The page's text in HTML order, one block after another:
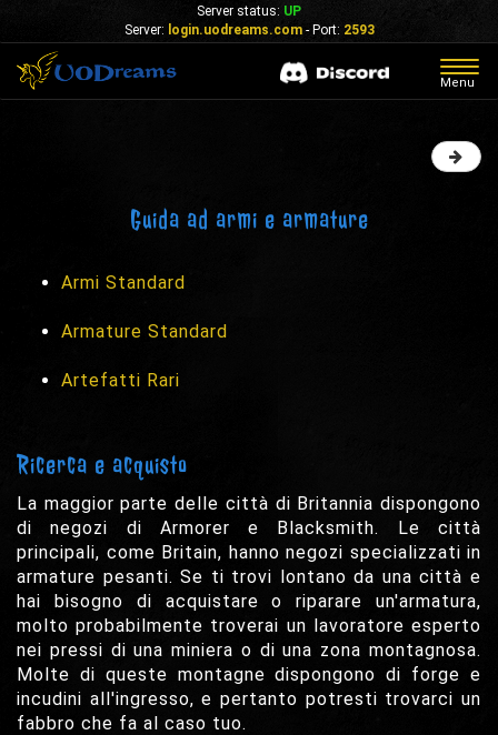
Server status: UP
Server: login.uodreams.com- Port: 2593
Menu
Guida ad armi e armature
Armi Standard
Armature Standard
Artefatti Rari
Ricerca e acquisto
La maggior parte delle città di Britannia dispongono
di negozi di Armorer e Blacksmith. Le città
principali, come Britain, hanno negozi specializzati in
armature pesanti. Se ti trovi lontano da una città e
hai bisogno di acquistare o riparare un'armatura,
molto probabilmente troverai un lavoratore esperto
nei pressi di una miniera o di una zona montagnosa.
Molte di queste montagne dispongono di forge e
incudini all'ingresso, e pertanto potresti trovarci un
fabbro che fa al caso tuo.